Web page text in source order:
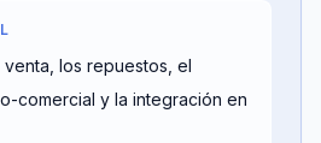
venta, los repuestos, el
comercial y la integración en